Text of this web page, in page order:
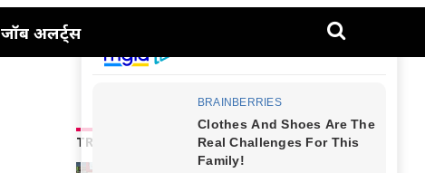
जॉब अलर्ट्स
TRENDING NEWS
NAINITAL-HALDWANI NEWS